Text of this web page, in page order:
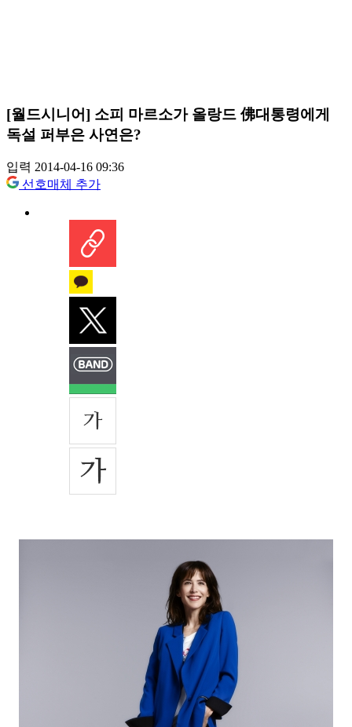
[월드시니어] 소피 마르소가 올랑드 佛대통령에게
독설 퍼부은 사연은?
입력 2014-04-16 09:36
선호매체 추가